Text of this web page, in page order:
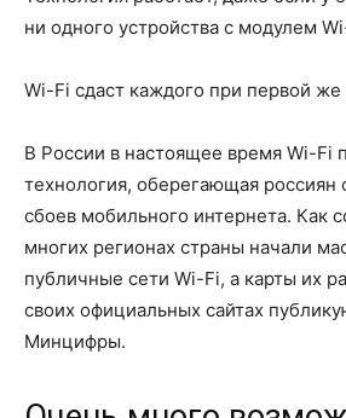
ни одного устройства с модулем
Wi-Fi сдаст каждого при первой
В России в настоящее время Wi-Fi
технология, оберегающая россиян
сбоев мобильного интернета. Как
многих регионах страны начали
публичные сети Wi-Fi, а карты их
своих официальных сайтах
Минцифры.